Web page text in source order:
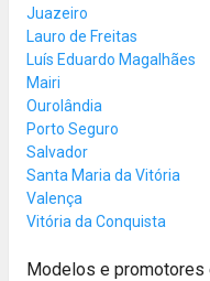
Juazeiro
Lauro de Freitas
Luís Eduardo Magalhães
Mairi
Ourolândia
Porto Seguro
Salvador
Santa Maria da Vitória
Valença
Vitória da Conquista
Modelos e promotores